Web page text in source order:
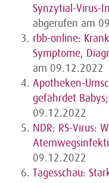
Synzytial-Virus-
abgerufen am
rbb-online:
Symptome,
am 09.12.2022
Apotheken-
gefährdet Babys;
09.12.2022
NDR: RS-Virus:
09.12.2022
Tagesschau: